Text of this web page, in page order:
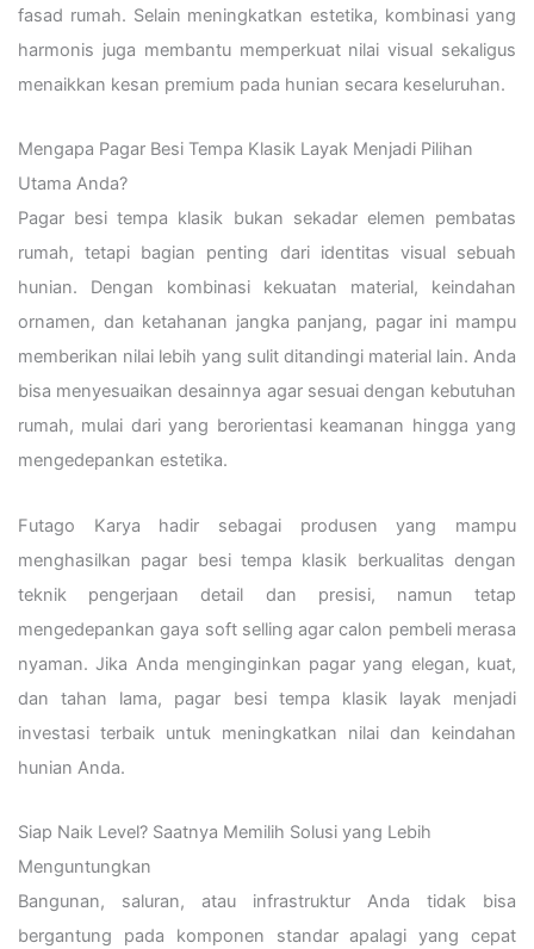
fasad rumah. Selain meningkatkan estetika, kombinasi yang
harmonis juga membantu memperkuat nilai visual sekaligus
menaikkan kesan premium pada hunian secara keseluruhan.
Mengapa Pagar Besi Tempa Klasik Layak Menjadi Pilihan
Utama Anda?
Pagar besi tempa klasik bukan sekadar elemen pembatas
rumah, tetapi bagian penting dari identitas visual sebuah
hunian. Dengan kombinasi kekuatan material, keindahan
ornamen, dan ketahanan jangka panjang, pagar ini mampu
memberikan nilai lebih yang sulit ditandingi material lain. Anda
bisa menyesuaikan desainnya agar sesuai dengan kebutuhan
rumah, mulai dari yang berorientasi keamanan hingga yang
mengedepankan estetika.
Futago Karya hadir sebagai produsen yang mampu
menghasilkan pagar besi tempa klasik berkualitas dengan
teknik pengerjaan detail dan presisi, namun tetap
mengedepankan gaya soft selling agar calon pembeli merasa
nyaman. Jika Anda menginginkan pagar yang elegan, kuat,
dan tahan lama, pagar besi tempa klasik layak menjadi
investasi terbaik untuk meningkatkan nilai dan keindahan
hunian Anda.
Siap Naik Level? Saatnya Memilih Solusi yang Lebih
Menguntungkan
Bangunan, saluran, atau infrastruktur Anda tidak bisa
bergantung pada komponen standar apalagi yang cepat